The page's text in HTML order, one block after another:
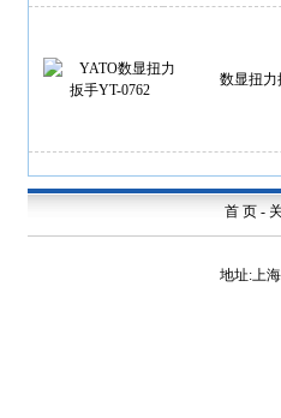
数显扭力
首 页-
地址:上